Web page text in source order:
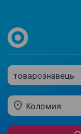
товарознавець
Коломия